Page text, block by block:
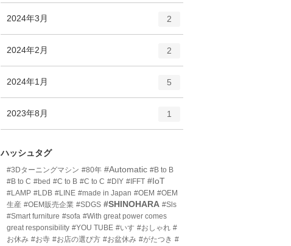
ー
ー
2024年3月
ー
2
2024年2月
ー
2
2024年1月
ー
5
2023年8月
リ
数
1
ハッシュタグ
#3Dターニングマシン #80年 #Automatic #B to B
#B to C #bed #C to B #C to C #DIY #IFFT #IoT
#LAMP #LDB #LINE #made in Japan #OEM #OEM
生産 #OEM販売企業 #SDGS #SHINOHARA #Sls
#Smart furniture #sofa #With great power comes
great responsibility #YOU TUBE #いす #おしゃれ #
お休み #お寺 #お店の選び方 #お盆休み #がたつき #